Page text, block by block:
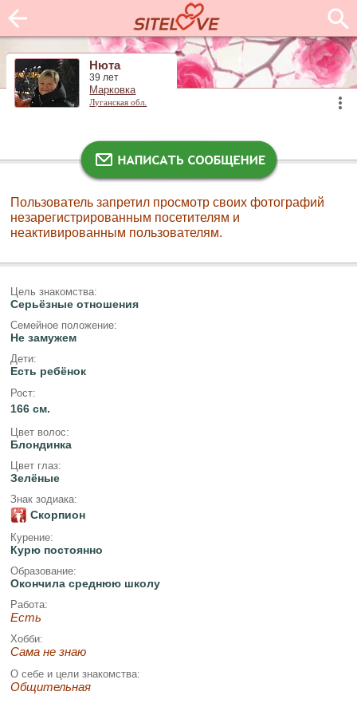
Нюта
39 лет
Марковка
Луганская обл.
Пользователь запретил просмотр своих фотографий
незарегистрированным посетителям и
неактивированным пользователям.
Цель знакомства:
Серьёзные отношения
Семейное положение:
Не замужем
Дети:
Есть ребёнок
Рост:
166 см.
Цвет волос:
Блондинка
Цвет глаз:
Зелёные
Знак зодиака:
Скорпион
Курение:
Курю постоянно
Образование:
Окончила среднюю школу
Работа:
Есть
Хобби:
Сама не знаю
О себе и цели знакомства:
Общительная